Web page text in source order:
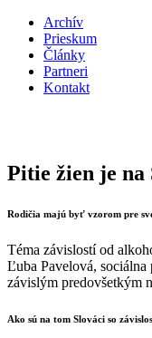
Archív
Prieskum
Články
Partneri
Kontakt
Pitie žien je na
Rodičia majú byť vzorom pre
Téma závislostí od
Ľuba Pavelová,
závislým predovšetkým
Ako sú na tom Slováci so